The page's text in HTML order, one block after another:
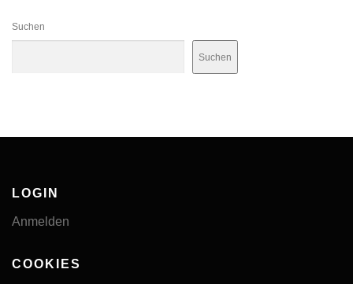
Suchen
Suchen
LOGIN
Anmelden
COOKIES